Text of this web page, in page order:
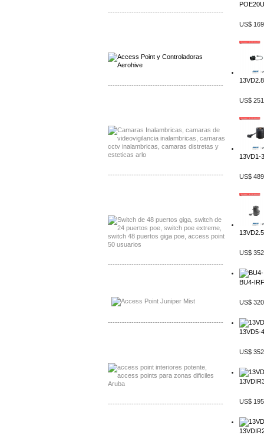
-------------------------------------------------
-------------------------------------------------
-------------------------------------------------
-------------------------------------------------
-------------------------------------------------
-------------------------------------------------
US$ 169
US$ 251
13VD1-
US$ 489
US$ 352
BU4-
US$ 320
13VD5-
US$ 352
US$ 195